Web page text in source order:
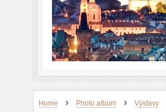
Home › Photo album › Výstavy